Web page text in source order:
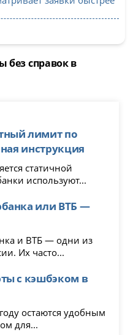
без справок в
лимит по
инструкция
статичной
используют...
или ВТБ —
и ВТБ — одни из
Их часто...
с кэшбэком в
остаются удобным
для...